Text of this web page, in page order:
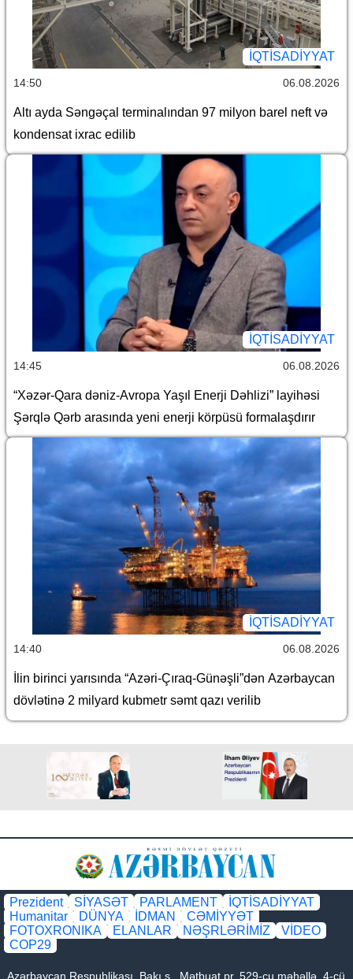
İQTİSADİYYAT
14:50 06.08.2026
Altı ayda Səngəçal terminalından 97 milyon barel neft və
kondensat ixrac edilib
İQTİSADİYYAT
14:45 06.08.2026
“Xəzər-Qara dəniz-Avropa Yaşıl Enerji Dəhlizi” layihəsi
Şərqlə Qərb arasında yeni enerji körpüsü formalaşdırır
İQTİSADİYYAT
14:40 06.08.2026
İlin birinci yarısında “Azəri-Çıraq-Günəşli”dən Azərbaycan
dövlətinə 2 milyard kubmetr səmt qazı verilib
Prezident SİYASƏT PARLAMENT
İQTİSADİYYAT
Humanitar
DÜNYA İDMAN
CƏMİYYƏT
FOTOXRONIKA
ELANLAR NƏŞRLƏRİMİZ
VİDEO
COP29
Azərbaycan Respublikası, Bakı ş., Mətbuat pr. 529-cu məhəllə, 4-cü